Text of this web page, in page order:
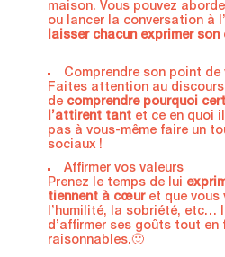
maison. Vous pouvez
ou lancer la conversation à
laisser chacun exprimer son
Comprendre son point de
Faites attention au
de comprendre pourquoi
l’attirent tant et ce en quoi
pas à vous-même faire un
sociaux !
Affirmer vos valeurs
Prenez le temps de lui
tiennent à cœuret que vous
l’humilité, la sobriété, etc…
d’affirmer ses goûts tout
raisonnables.🙂